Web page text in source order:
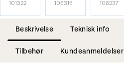
101322
106315
106237
Beskrivelse Teknisk info
Tilbehør Kundeanmeldelser